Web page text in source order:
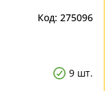
Код: 275096
9 шт.